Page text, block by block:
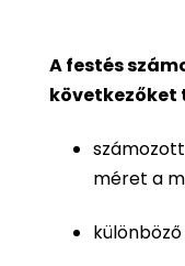
A festés
méret a